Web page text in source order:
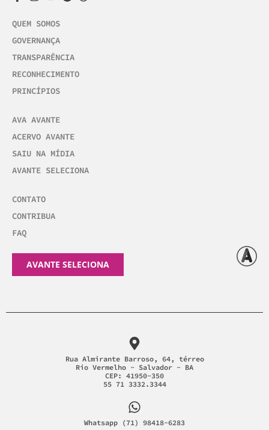
QUEM SOMOS
GOVERNANÇA
TRANSPARÊNCIA
RECONHECIMENTO
PRINCÍPIOS
AVA AVANTE
ACERVO AVANTE
SAIU NA MÍDIA
AVANTE SELECIONA
CONTATO
CONTRIBUA
FAQ
AVANTE SELECIONA
Rua Almirante Barroso, 64, térreo
Rio Vermelho - Salvador - BA
CEP: 41950-350
55 71 3332.3344
Whatsapp (71) 98418-6283